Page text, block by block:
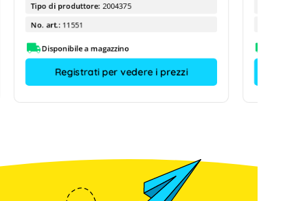
Tipo di produttore: 2004375
No. art.: 11551
Disponibile a magazzino
Registrati per vedere i prezzi